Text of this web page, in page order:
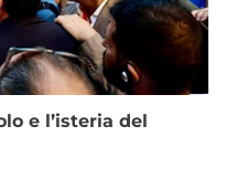
e l’isteria del